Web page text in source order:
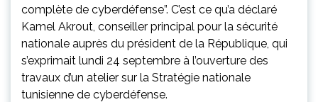
complète de cyberdéfense”. C’est ce qu’a déclaré
Kamel Akrout, conseiller principal pour la sécurité
nationale auprès du président de la République, qui
s’exprimait lundi 24 septembre à l’ouverture des
travaux d’un atelier sur la Stratégie nationale
tunisienne de cyberdéfense.